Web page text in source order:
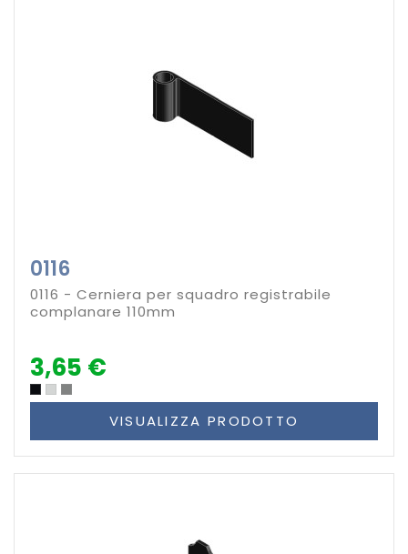
0116
0116 - Cerniera per squadro registrabile
complanare 110mm
3,65 €
VISUALIZZA PRODOTTO